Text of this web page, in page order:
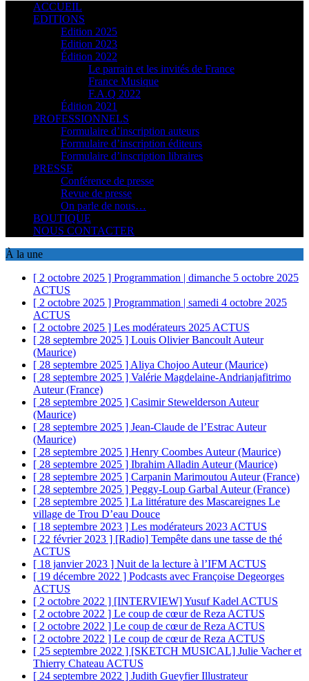
ACCUEIL
EDITIONS
Edition 2025
Edition 2023
Édition 2022
Le parrain et les invités de France
France Musique
F.A.Q 2022
Édition 2021
PROFESSIONNELS
Formulaire d’inscription auteurs
Formulaire d’inscription éditeurs
Formulaire d’inscription libraires
PRESSE
Conférence de presse
Revue de presse
On parle de nous…
BOUTIQUE
NOUS CONTACTER
À la une
[ 2 octobre 2025 ] Programmation | dimanche 5 octobre 2025
ACTUS
[ 2 octobre 2025 ] Programmation | samedi 4 octobre 2025
ACTUS
[ 2 octobre 2025 ] Les modérateurs 2025 ACTUS
[ 28 septembre 2025 ] Louis Olivier Bancoult Auteur
(Maurice)
[ 28 septembre 2025 ] Aliya Chojoo Auteur (Maurice)
[ 28 septembre 2025 ] Valérie Magdelaine-Andrianjafitrimo
Auteur (France)
[ 28 septembre 2025 ] Casimir Stewelderson Auteur
(Maurice)
[ 28 septembre 2025 ] Jean-Claude de l’Estrac Auteur
(Maurice)
[ 28 septembre 2025 ] Henry Coombes Auteur (Maurice)
[ 28 septembre 2025 ] Ibrahim Alladin Auteur (Maurice)
[ 28 septembre 2025 ] Carpanin Marimoutou Auteur (France)
[ 28 septembre 2025 ] Peggy-Loup Garbal Auteur (France)
[ 28 septembre 2025 ] La littérature des Mascareignes Le
village de Trou D’eau Douce
[ 18 septembre 2023 ] Les modérateurs 2023 ACTUS
[ 22 février 2023 ] [Radio] Tempête dans une tasse de thé
ACTUS
[ 18 janvier 2023 ] Nuit de la lecture à l’IFM ACTUS
[ 19 décembre 2022 ] Podcasts avec Françoise Degeorges
ACTUS
[ 2 octobre 2022 ] [INTERVIEW] Yusuf Kadel ACTUS
[ 2 octobre 2022 ] Le coup de cœur de Reza ACTUS
[ 2 octobre 2022 ] Le coup de cœur de Reza ACTUS
[ 2 octobre 2022 ] Le coup de cœur de Reza ACTUS
[ 25 septembre 2022 ] [SKETCH MUSICAL] Julie Vacher et
Thierry Chateau ACTUS
[ 24 septembre 2022 ] Judith GueyfierIllustrateur